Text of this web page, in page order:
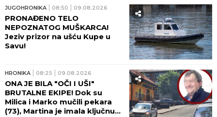
JUGOHRONIKA 08:50 09.08.2026
PRONAĐENO TELO
NEPOZNATOG MUŠKARCA!
Jeziv prizor na ušću Kupe u
Savu!
HRONIKA 08:25 09.08.2026
ONA JE BILA "OČI I UŠI"
BRUTALNE EKIPE! Dok su
Milica i Marko mučili pekara
(73), Martina je imala ključnu